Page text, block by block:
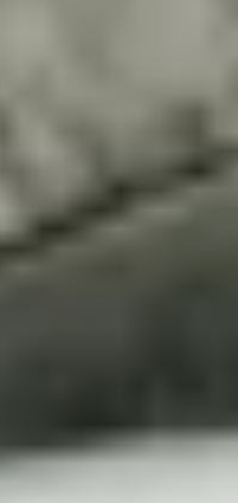
Hausgemachte
hausgemachter
eine ganz
nur den Gaumen